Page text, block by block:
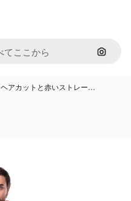
画像で
アカットと赤いストレー…